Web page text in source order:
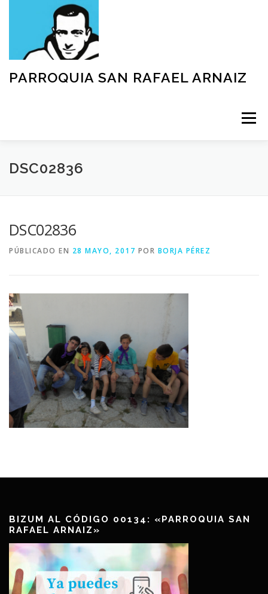
PARROQUIA SAN RAFAEL ARNAIZ
Menú
NUESTRA PARROQUIA
TEXTOS Y DOCUMENTOS
DSC02836
DSC02836
PÚBLICADO EN 28 MAYO, 2017 POR BORJA PÉREZ
BIZUM AL CÓDIGO 00134: «PARROQUIA SAN
RAFAEL ARNAIZ»